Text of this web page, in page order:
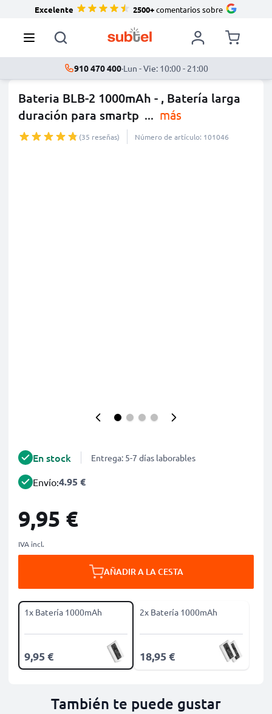
Excelente 2500+comentarios sobre
910 470 400·Lun - Vie: 10:00 - 21:00
Bateria BLB-2 1000mAh - , Batería larga
duración para smartp ... más
(35 reseñas) Número de artículo: 101046
En stock Entrega: 5-7 días laborables
Envío:4.95 €
9,95 €
IVA incl.
AÑADIR A LA CESTA
1x Batería 1000mAh
9,95 €
2x Batería 1000mAh
18,95 €
También te puede gustar